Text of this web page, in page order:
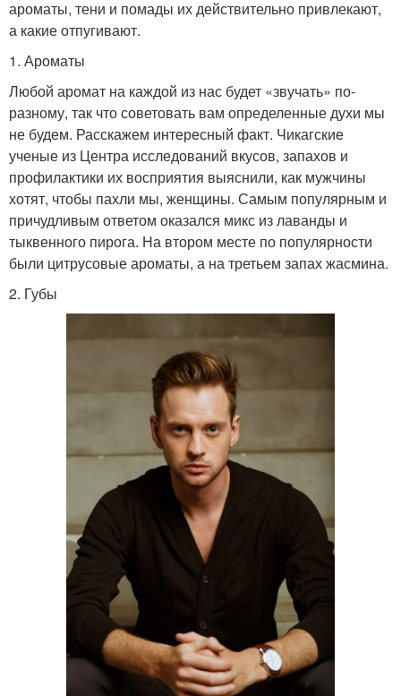
ароматы, тени и помады их действительно привлекают,
а какие отпугивают.
1. Ароматы
Любой аромат на каждой из нас будет «звучать» по-
разному, так что советовать вам определенные духи мы
не будем. Расскажем интересный факт. Чикагские
ученые из Центра исследований вкусов, запахов и
профилактики их восприятия выяснили, как мужчины
хотят, чтобы пахли мы, женщины. Самым популярным и
причудливым ответом оказался микс из лаванды и
тыквенного пирога. На втором месте по популярности
были цитрусовые ароматы, а на третьем запах жасмина.
2. Губы